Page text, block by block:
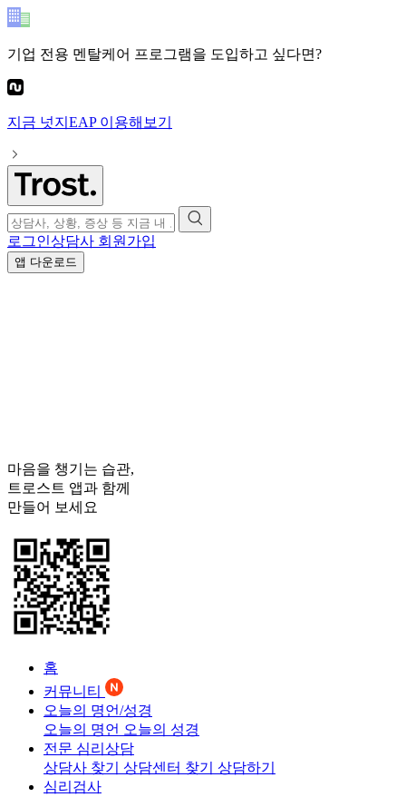
기업 전용 멘탈케어 프로그램을 도입하고 싶다면?
지금 넛지EAP이용해보기
로그인상담사 회원가입
앱 다운로드
마음을 챙기는 습관,
트로스트 앱과 함께
만들어 보세요
홈
커뮤니티
오늘의 명언/성경
오늘의 명언 오늘의 성경
전문 심리상담
상담사 찾기 상담센터 찾기 상담하기
심리검사